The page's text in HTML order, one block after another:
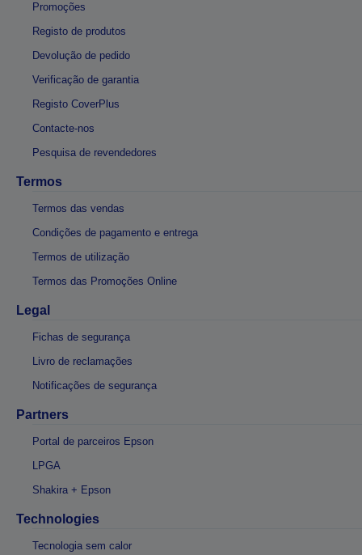
Promoções
Registo de produtos
Devolução de pedido
Verificação de garantia
Registo CoverPlus
Contacte-nos
Pesquisa de revendedores
Termos
Termos das vendas
Condições de pagamento e entrega
Termos de utilização
Termos das Promoções Online
Legal
Fichas de segurança
Livro de reclamações
Notificações de segurança
Partners
Portal de parceiros Epson
LPGA
Shakira + Epson
Technologies
Tecnologia sem calor